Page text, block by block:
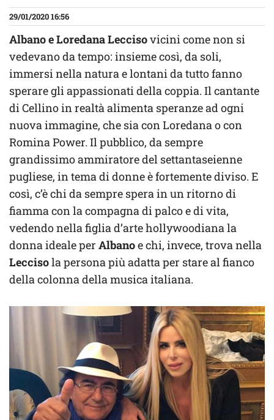
29/01/2020 16:56
Albano e Loredana Leccisovicini come non si
vedevano da tempo: insieme così, da soli,
immersi nella natura e lontani da tutto fanno
sperare gli appassionati della coppia. Il cantante
di Cellino in realtà alimenta speranze ad ogni
nuova immagine, che sia con Loredana o con
Romina Power. Il pubblico, da sempre
grandissimo ammiratore del settantaseienne
pugliese, in tema di donne è fortemente diviso. E
così, c’è chi da sempre spera in un ritorno di
fiamma con la compagna di palco e di vita,
vedendo nella figlia d’arte hollywoodiana la
donna ideale per Albanoe chi, invece, trova nella
Leccisola persona più adatta per stare al fianco
della colonna della musica italiana.